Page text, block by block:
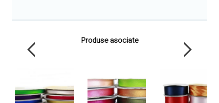
Produse asociate